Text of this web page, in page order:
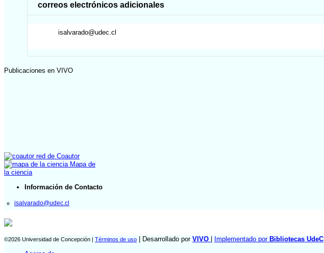
correos electrónicos adicionales
isalvarado@udec.cl
Publicaciones en VIVO
red de Coautor
Mapa de
la ciencia
Información de Contacto
isalvarado@udec.cl
©2026 Universidad de Concepción | Términos de uso | Desarrollado por VIVO Implementado por Bibliotecas UdeC